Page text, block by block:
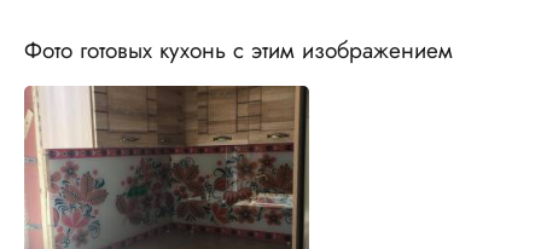
Фото готовых кухонь с этим изображением